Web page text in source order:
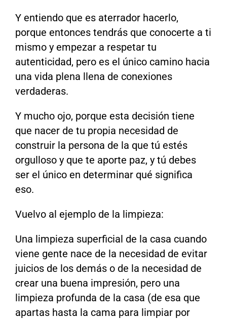
Y entiendo que es aterrador hacerlo,
porque entonces tendrás que conocerte a ti
mismo y empezar a respetar tu
autenticidad, pero es el único camino hacia
una vida plena llena de conexiones
verdaderas.
Y mucho ojo, porque esta decisión tiene
que nacer de tu propia necesidad de
construir la persona de la que tú estés
orgulloso y que te aporte paz, y tú debes
ser el único en determinar qué significa
eso.
Vuelvo al ejemplo de la limpieza:
Una limpieza superficial de la casa cuando
viene gente nace de la necesidad de evitar
juicios de los demás o de la necesidad de
crear una buena impresión, pero una
limpieza profunda de la casa (de esa que
apartas hasta la cama para limpiar por